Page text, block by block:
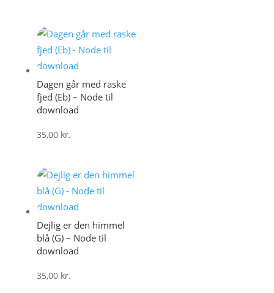
Dagen går med raske
fjed (Eb) – Node til
download
35,00 kr.
Dejlig er den himmel
blå (G) – Node til
download
35,00 kr.